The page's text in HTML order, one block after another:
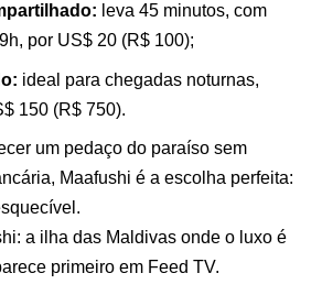
leva 45 minutos, com
por US$ 20 (R$ 100);
ideal para chegadas noturnas,
150 (R$ 750).
um pedaço do paraíso sem
Maafushi é a escolha perfeita:
a ilha das Maldivas onde o luxo é
primeiro em Feed TV.